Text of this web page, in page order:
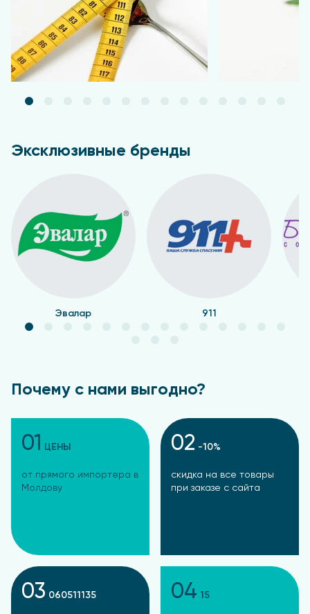
Эксклюзивные бренды
Эвалар 911
Почему с нами выгодно?
01 ЦЕНЫ
от прямого импортера в
Молдову
02 -10%
скидка на все товары
при заказе с сайта
03 060511135 04 15